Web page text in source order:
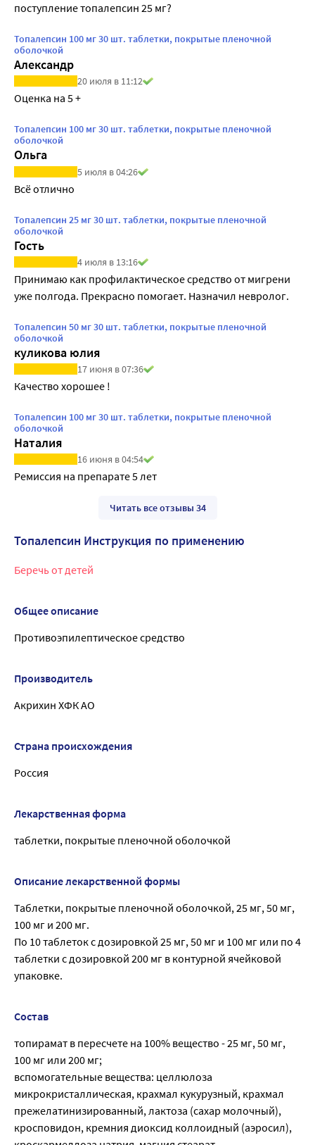
поступление топалепсин 25 мг?
Топалепсин 100 мг 30 шт. таблетки, покрытые пленочной
оболочкой
Александр
20 июля в 11:12
Оценка на 5 +
Топалепсин 100 мг 30 шт. таблетки, покрытые пленочной
оболочкой
Ольга
5 июля в 04:26
Всё отлично
Топалепсин 25 мг 30 шт. таблетки, покрытые пленочной
оболочкой
Гость
4 июля в 13:16
Принимаю как профилактическое средство от мигрени
уже полгода. Прекрасно помогает. Назначил невролог.
Топалепсин 50 мг 30 шт. таблетки, покрытые пленочной
оболочкой
куликова юлия
17 июня в 07:36
Качество хорошее !
Топалепсин 100 мг 30 шт. таблетки, покрытые пленочной
оболочкой
Наталия
16 июня в 04:54
Ремиссия на препарате 5 лет
Читать все отзывы 34
Топалепсин Инструкция по применению
Беречь от детей
Общее описание
Противоэпилептическое средство
Производитель
Акрихин ХФК АО
Страна происхождения
Россия
Лекарственная форма
таблетки, покрытые пленочной оболочкой
Описание лекарственной формы
Таблетки, покрытые пленочной оболочкой, 25 мг, 50 мг,
100 мг и 200 мг.
По 10 таблеток с дозировкой 25 мг, 50 мг и 100 мг или по 4
таблетки с дозировкой 200 мг в контурной ячейковой
упаковке.
Состав
топирамат в пересчете на 100% вещество - 25 мг, 50 мг,
100 мг или 200 мг;
вспомогательные вещества: целлюлоза
микрокристаллическая, крахмал кукурузный, крахмал
прежелатинизированный, лактоза (сахар молочный),
кросповидон, кремния диоксид коллоидный (аэросил),